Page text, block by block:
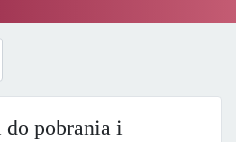
pobrania i